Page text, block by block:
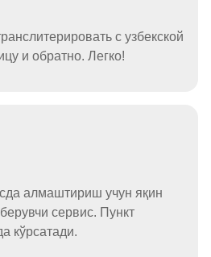
с узбекской
и обратно. Легко!
алмаштириш учун яқин
сервис. Пункт
кўрсатади.